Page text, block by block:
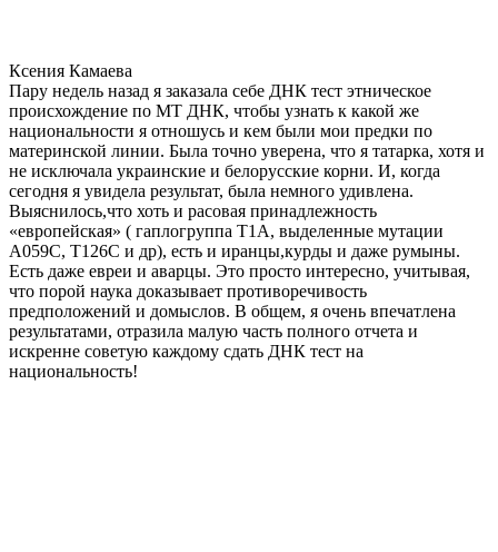
Ксения Камаева
Пару недель назад я заказала себе ДНК тест этническое
происхождение по МТ ДНК, чтобы узнать к какой же
национальности я отношусь и кем были мои предки по
материнской линии. Была точно уверена, что я татарка, хотя и
не исключала украинские и белорусские корни. И, когда
сегодня я увидела результат, была немного удивлена.
Выяснилось,что хоть и расовая принадлежность
«европейская» ( гаплогруппа T1A, выделенные мутации
A059C, T126C и др), есть и иранцы,курды и даже румыны.
Есть даже евреи и аварцы. Это просто интересно, учитывая,
что порой наука доказывает противоречивость
предположений и домыслов. В общем, я очень впечатлена
результатами, отразила малую часть полного отчета и
искренне советую каждому сдать ДНК тест на
национальность!